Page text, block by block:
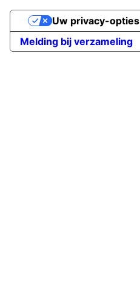
Melding bij verzameling
Uw privacy-opties